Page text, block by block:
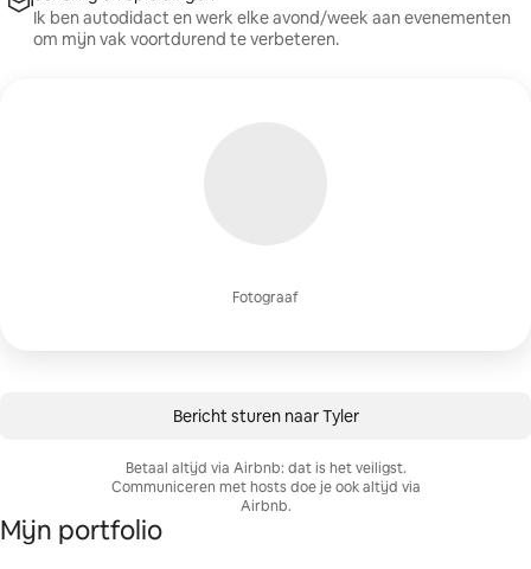
Fotograaf
Ik ben autodidact en werk elke avond/week aan evenementen
om mijn vak voortdurend te verbeteren.
Bericht sturen naar Tyler
Betaal altijd via Airbnb: dat is het veiligst.
Communiceren met hosts doe je ook altijd via
Airbnb.
Mijn portfolio